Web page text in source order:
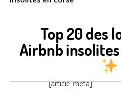
Top 20 des
Airbnb
[article_meta]